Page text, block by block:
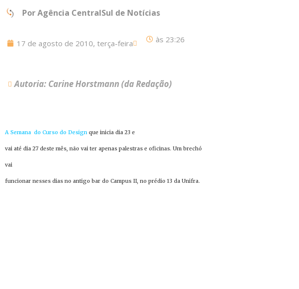
PorAgência CentralSul de Notícias
17 de agosto de 2010, terça-feira às 23:26
Autoria: Carine Horstmann (da Redação)
A Semana do Curso do Design que inicia dia 23 e
vai até dia 27 deste mês, não vai ter apenas palestras e oficinas. Um brechó
vai
funcionar nesses dias no antigo bar do Campus II, no prédio 13 da Unifra.